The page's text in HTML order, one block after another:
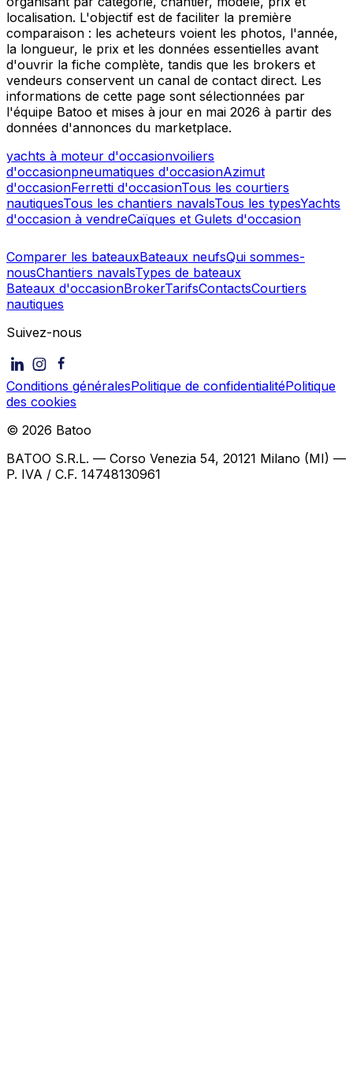
localisation. L'objectif est de faciliter la première
comparaison : les acheteurs voient les photos, l'année,
la longueur, le prix et les données essentielles avant
d'ouvrir la fiche complète, tandis que les brokers et
vendeurs conservent un canal de contact direct. Les
informations de cette page sont sélectionnées par
l'équipe Batoo et mises à jour en mai 2026 à partir des
données d'annonces du marketplace.
yachts à moteur d'occasionvoiliers
d'occasionpneumatiques d'occasionAzimut
d'occasionFerretti d'occasionTous les courtiers
nautiquesTous les chantiers navalsTous les typesYachts
d'occasion à vendreCaïques et Gulets d'occasion
Comparer les bateauxBateaux neufsQui sommes-
nousChantiers navalsTypes de bateaux
Bateaux d'occasionBrokerTarifsContactsCourtiers
nautiques
Suivez-nous
Conditions généralesPolitique de confidentialitéPolitique
des cookies
© 2026 Batoo
BATOO S.R.L. — Corso Venezia 54, 20121 Milano (MI) —
P. IVA / C.F. 14748130961